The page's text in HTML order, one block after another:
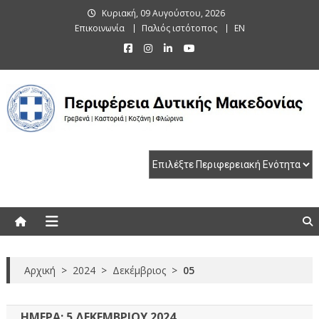
Κυριακή, 09 Αυγούστου, 2026
Επικοινωνία
Παλιός ιστότοπος EN
Αρχική > 2024 > Δεκέμβριος > 05